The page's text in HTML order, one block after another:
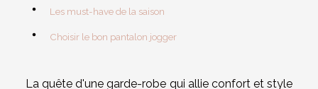
Les must-have de la saison
Choisir le bon pantalon jogger
La quête d'une garde-robe qui allie confort et style